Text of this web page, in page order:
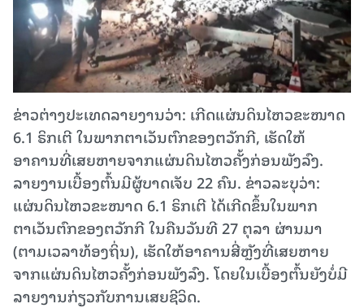
ຂ່າວຕ່າງປະເທດລາຍງານວ່າ: ເກີດແຜ່ນດິນໄຫວຂະໜາດ
6.1 ຣິກເຕີ ໃນພາກຕາເວັນຕົກຂອງຕວັກກີ, ເຮັດໃຫ້
ອາຄານທີ່ເສຍຫາຍຈາກແຜ່ນດິນໄຫວຄັ້ງກ່ອນພັງລົງ.
ລາຍງານເບື້ອງຕົ້ນມີຜູ້ບາດເຈັບ 22 ຄົນ. ຂ່າວລະບຸວ່າ:
ແຜ່ນດິນໄຫວຂະໜາດ 6.1 ຣິກເຕີ ໄດ້ເກີດຂຶ້ນໃນພາກ
ຕາເວັນຕົກຂອງຕວັກກີ ໃນຄືນວັນທີ 27 ຕຸລາ ຜ່ານມາ
(ຕາມເວລາທ້ອງຖິ່ນ), ເຮັດໃຫ້ອາຄານສີ່ຫຼັງທີ່ເສຍຫາຍ
ຈາກແຜ່ນດິນໄຫວຄັ້ງກ່ອນພັງລົງ. ໂດຍໃນເບື້ອງຕົ້ນຍັງບໍ່ມີ
ລາຍງານກ່ຽວກັບການເສຍຊີວິດ.